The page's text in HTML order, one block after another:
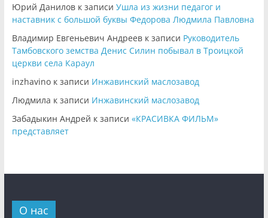
Юрий Даниловк записи Ушла из жизни педагог и
наставник с большой буквы Федорова Людмила Павловна
Владимир Евгеньевич Андреевк записи Руководитель
Тамбовского земства Денис Силин побывал в Троицкой
церкви села Караул
inzhavinoк записи Инжавинский маслозавод
Людмила к записи Инжавинский маслозавод
Забадыкин Андрей к записи «КРАСИВКА ФИЛЬМ»
представляет
О нас